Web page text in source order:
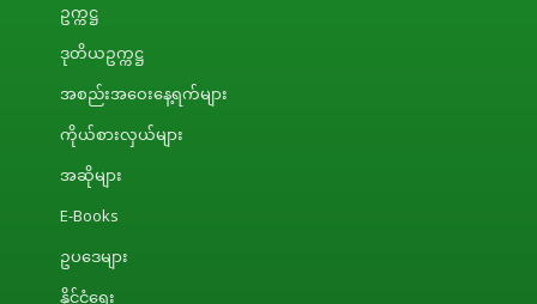
ဥက္ကဋ္ဌ
ဒုတိယဥက္ကဋ္ဌ
အစည်းအဝေးနေ့ရက်များ
ကိုယ်စားလှယ်များ
အဆိုများ
E-Books
ဥပဒေများ
နိုင်ငံရေး